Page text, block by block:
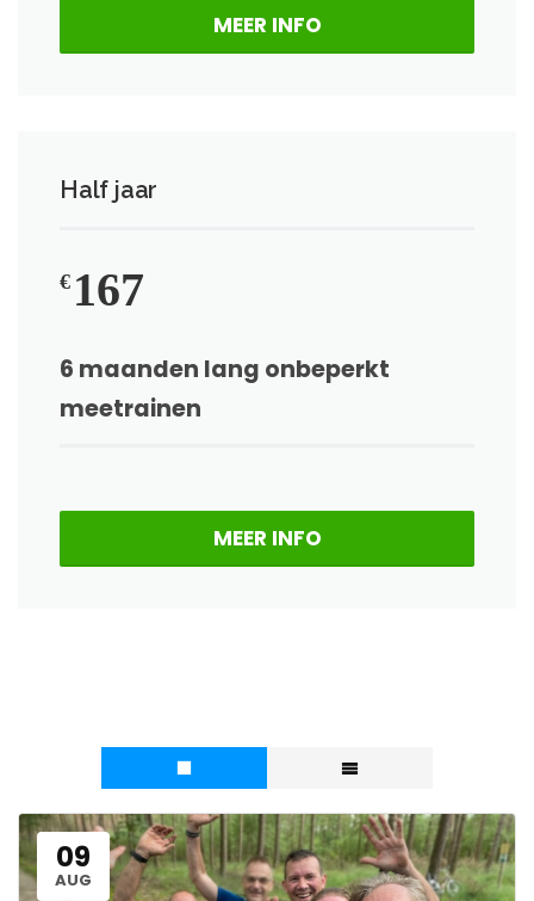
MEER INFO
Half jaar
€ 167
6 maanden lang onbeperkt
meetrainen
MEER INFO
09
AUG